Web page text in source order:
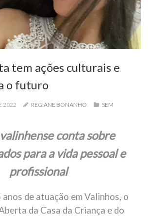
tem ações culturais e
o futuro
2022 REGIANE BONANHO
SEM
conta sobre
para a vida pessoal e
profissional
anos de atuação em Valinhos, o
da Casa da Criança e do